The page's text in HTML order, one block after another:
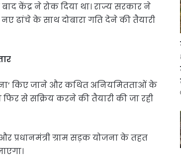
केंद्र ने रोक दिया था। राज्य सरकार ने
ढांचे के साथ दोबारा गति देने की तैयारी
किए जाने और कथित अनियमितताओं के
से सक्रिय करने की तैयारी की जा रही
प्रधानमंत्री ग्राम सड़क योजना के तहत